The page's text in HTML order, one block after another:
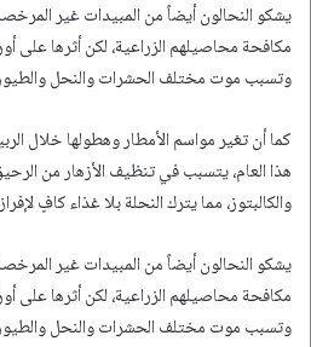
يشكو النحالون أيضاً من المبيدات غير
مكافحة محاصيلهم الزراعية، لكن أثرها على
وتسبب موت مختلف الحشرات والنحل
كما أن تغير مواسم الأمطار وهطولها خلال
هذا العام، يتسبب في تنظيف الأزهار من
والكالبتوز، مما يترك النحلة بلا غذاء كافٍ
يشكو النحالون أيضاً من المبيدات غير
مكافحة محاصيلهم الزراعية، لكن أثرها على
وتسبب موت مختلف الحشرات والنحل